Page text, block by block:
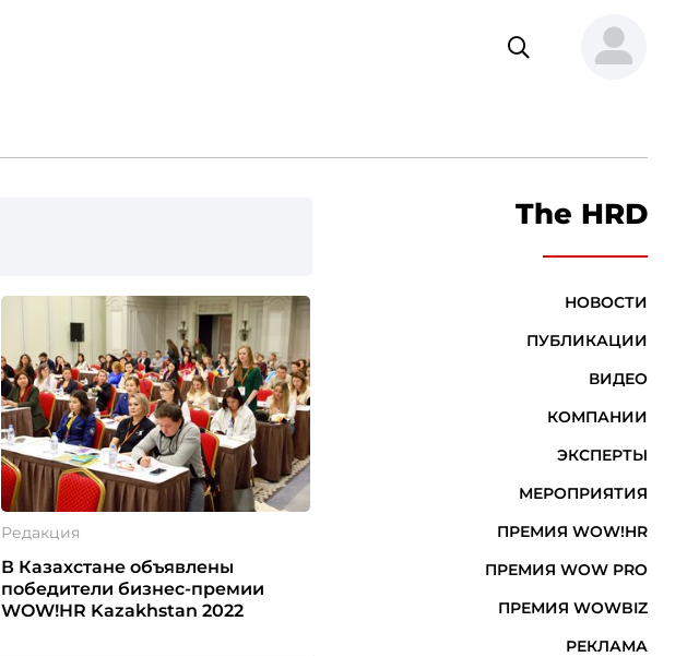
Редакция
В Казахстане объявлены
победители бизнес-премии
WOW!HR Kazakhstan 2022
The HRD
НОВОСТИ
ПУБЛИКАЦИИ
ВИДЕО
КОМПАНИИ
ЭКСПЕРТЫ
МЕРОПРИЯТИЯ
ПРЕМИЯ WOW!HR
ПРЕМИЯ WOW PRO
ПРЕМИЯ WOWBIZ
РЕКЛАМА